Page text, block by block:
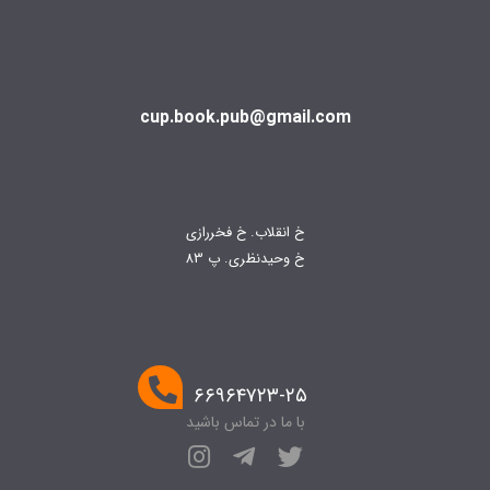
cup.book.pub@gmail.com
خ انقلاب. خ فخررازی
خ وحیدنظری. پ 83
۶۶۹۶۴۷۲۳-۲۵
با ما در تماس باشید